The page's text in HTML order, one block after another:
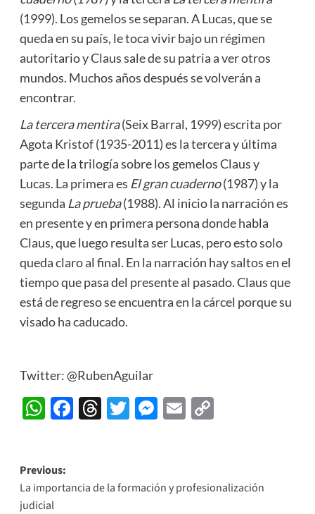
(1999). Los gemelos se separan. A Lucas, que se
queda en su país, le toca vivir bajo un régimen
autoritario y Claus sale de su patria a ver otros
mundos. Muchos años después se volverán a
encontrar.
La tercera mentira(Seix Barral, 1999) escrita por
Agota Kristof (1935-2011) es la tercera y última
parte de la trilogía sobre los gemelos Claus y
Lucas. La primera es El gran cuaderno(1987) y la
segunda La prueba(1988). Al inicio la narración es
en presente y en primera persona donde habla
Claus, que luego resulta ser Lucas, pero esto solo
queda claro al final. En la narración hay saltos en el
tiempo que pasa del presente al pasado. Claus que
está de regreso se encuentra en la cárcel porque su
visado ha caducado.
Twitter: @RubenAguilar
WhatsApp
Facebook
Threads
Twitter
Messenger
EmailCopy
Post
navigation
Previous:
La importancia de la formación y profesionalización
judicial